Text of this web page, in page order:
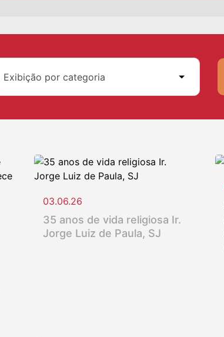
Exibição por categoria
03.06.26
35 anos de vida religiosa Ir.
Jorge Luiz de Paula, SJ